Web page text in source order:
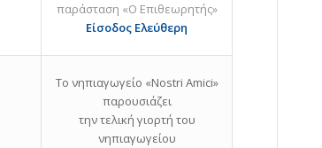
παράσταση «Ο Επιθεωρητής»
Είσοδος Ελεύθερη
Το νηπιαγωγείο «Nostri Amici»
παρουσιάζει
την τελική γιορτή του
νηπιαγωγείου